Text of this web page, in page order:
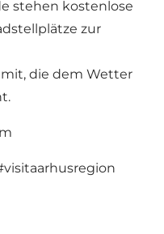
stehen kostenlose
zur
die dem Wetter